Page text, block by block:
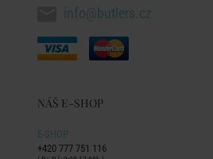
info@butlers.cz
NÁŠ E-SHOP
E-SHOP
+420 777 751 116